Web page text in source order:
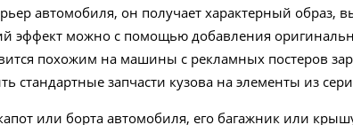
автомобиля, он получает характерный образ,
эффект можно с помощью добавления
похожим на машины с рекламных постеров
стандартные запчасти кузова на элементы из
или борта автомобиля, его багажник или